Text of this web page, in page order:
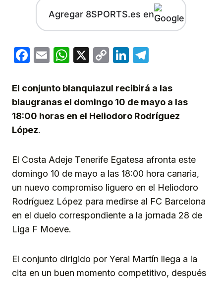
Agregar 8SPORTS.es en
Facebook
EmailWhatsApp
X
CopyLinkedIn
El conjunto blanquiazul recibirá a las
blaugranas el domingo 10 de mayo a las
18:00 horas en el Heliodoro Rodríguez
López.
El Costa Adeje Tenerife Egatesa afronta este
domingo 10 de mayo a las 18:00 hora canaria,
un nuevo compromiso liguero en el Heliodoro
Rodríguez López para medirse al FC Barcelona
en el duelo correspondiente a la jornada 28 de
Liga F Moeve.
El conjunto dirigido por Yerai Martín llega a la
cita en un buen momento competitivo, después